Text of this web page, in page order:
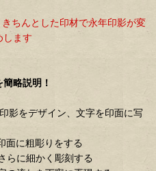
きちんとした印材で永年印影が変
します
略説明！
影をデザイン、文字を印面に写
面に粗彫りをする
らに細かく彫刻する